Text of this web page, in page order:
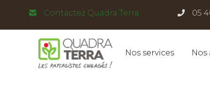
Contactez Quadra Terra 05
Nos services Nos